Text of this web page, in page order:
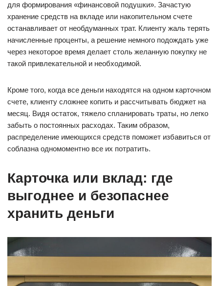
для формирования «финансовой подушки». Зачастую
хранение средств на вкладе или накопительном счете
останавливает от необдуманных трат. Клиенту жаль терять
начисленные проценты, а решение немного подождать уже
через некоторое время делает столь желанную покупку не
такой привлекательной и необходимой.
Кроме того, когда все деньги находятся на одном карточном
счете, клиенту сложнее копить и рассчитывать бюджет на
месяц. Видя остаток, тяжело спланировать траты, но легко
забыть о постоянных расходах. Таким образом,
распределение имеющихся средств поможет избавиться от
соблазна одномоментно все их потратить.
Карточка или вклад: где
выгоднее и безопаснее
хранить деньги